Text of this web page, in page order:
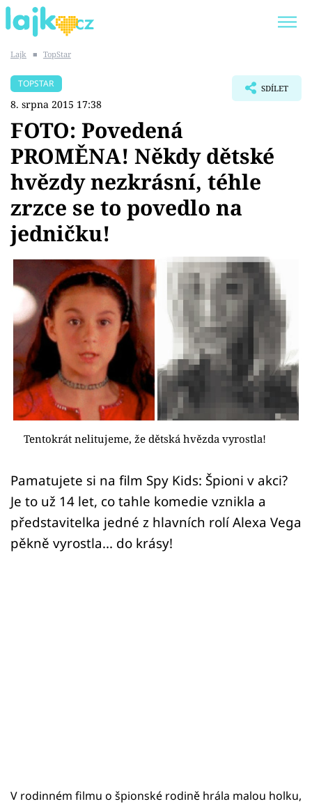
SHOPAHOLICADEL
Témata
Showbyznys
Youtubeři
Virály
Sex a vztahy
Videa
Sledujte prima+
Přihlášení
Sledujte nás
Lajk ■ TopStar
TOPSTAR
8. srpna 2015 17:38
SDÍLET
FOTO: Povedená
PROMĚNA! Někdy dětské
hvězdy nezkrásní, téhle
zrzce se to povedlo na
jedničku!
Tentokrát nelitujeme, že dětská hvězda vyrostla!
Pamatujete si na film Spy Kids: Špioni v akci?
Je to už 14 let, co tahle komedie vznikla a
představitelka jedné z hlavních rolí Alexa Vega
pěkně vyrostla... do krásy!
V rodinném filmu o špionské rodině hrála malou holku,